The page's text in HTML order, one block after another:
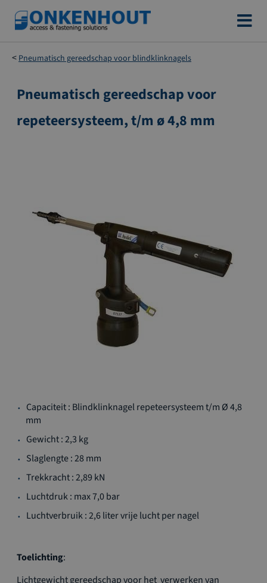
Ga
naar
de
inhoud
Pneumatisch gereedschap voor blindklinknagels
Ga
het
einde
Pneumatisch gereedschap voor
repeteersysteem, t/m ø 4,8 mm
naar
het
begin
de
afbeeldingen-
gallerij
Capaciteit : Blindklinknagel repeteersysteem t/m Ø 4,8
mm
Gewicht : 2,3 kg
Slaglengte : 28 mm
Trekkracht : 2,89 kN
Luchtdruk : max 7,0 bar
Luchtverbruik : 2,6 liter vrije lucht per nagel
Toelichting:
Lichtgewicht gereedschap voor het verwerken van